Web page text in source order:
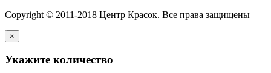
Copyright © 2011-2018 Центр Красок. Все права защищены
×
Укажите количество